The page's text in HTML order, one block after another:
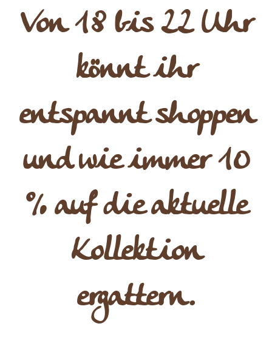
Von 18 bis 22 Uhr
könnt ihr
entspannt shoppen
und wie immer 10
% auf die aktuelle
Kollektion
ergattern.